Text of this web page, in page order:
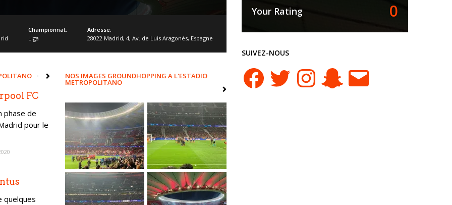
Championnat:
Liga
Adresse:
28022 Madrid, 4, Av. de Luis Aragonés, Espagne
FC
phase de
pour le
quelques
NOS IMAGES GROUNDHOPPING À L'ESTADIO
METROPOLITANO
Your Rating 0
SUIVEZ-NOUS
FacebookTwitter InstagramSnapchatE-
mail